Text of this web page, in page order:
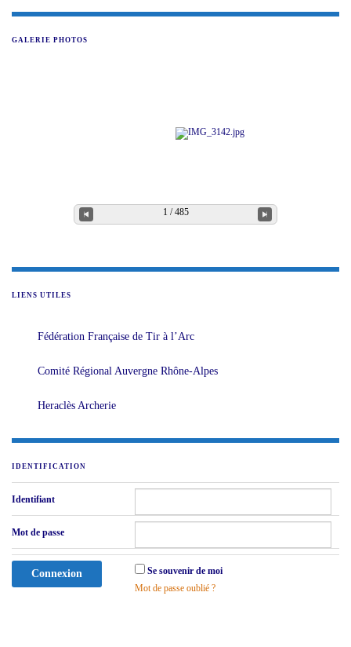
GALERIE PHOTOS
1 / 485
LIENS UTILES
Fédération Française de Tir à l’Arc
Comité Régional Auvergne Rhône-Alpes
Heraclès Archerie
IDENTIFICATION
Identifiant
Mot de passe
Se souvenir de moi
Mot de passe oublié ?